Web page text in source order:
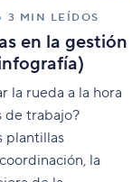
3 MIN LEÍDOS
en la gestión
la rueda a la hora
de trabajo?
plantillas
la